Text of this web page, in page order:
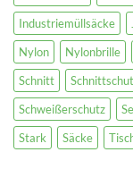
Industriemüllsäcke
Nylon
Nylonbrille
Schnitt
Schweißerschutz
Stark
Säcke